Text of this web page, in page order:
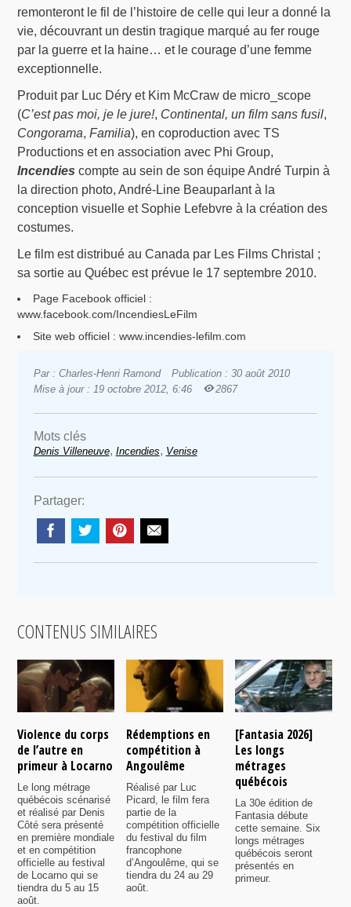
remonteront le fil de l’histoire de celle qui leur a donné la
vie, découvrant un destin tragique marqué au fer rouge
par la guerre et la haine… et le courage d’une femme
exceptionnelle.
Produit par Luc Déry et Kim McCraw de micro_scope
(C’est pas moi, je le jure!, Continental, un film sans fusil,
Congorama,Familia), en coproduction avec TS
Productions et en association avec Phi Group,
Incendies compte au sein de son équipe André Turpin à
la direction photo, André-Line Beauparlant à la
conception visuelle et Sophie Lefebvre à la création des
costumes.
Le film est distribué au Canada par Les Films Christal ;
sa sortie au Québec est prévue le 17 septembre 2010.
Page Facebook officiel :
www.facebook.com/IncendiesLeFilm
Site web officiel : www.incendies-lefilm.com
Par : Charles-Henri Ramond
Publication : 30 août 2010
Mise à jour : 19 octobre 2012, 6:46
2867
Mots clés
Denis Villeneuve, Incendies, Venise
Partager:
CONTENUS SIMILAIRES
Violence du corps
de l’autre en
primeur à Locarno
Le long métrage
québécois scénarisé
et réalisé par Denis
Côté sera présenté
en première mondiale
et en compétition
officielle au festival
de Locarno qui se
tiendra du 5 au 15
août.
Rédemptions en
compétition à
Angoulême
Réalisé par Luc
Picard, le film fera
partie de la
compétition officielle
du festival du film
francophone
d’Angoulême, qui se
tiendra du 24 au 29
août.
[Fantasia 2026]
Les longs
métrages
québécois
La 30e édition de
Fantasia débute
cette semaine. Six
longs métrages
québécois seront
présentés en
primeur.